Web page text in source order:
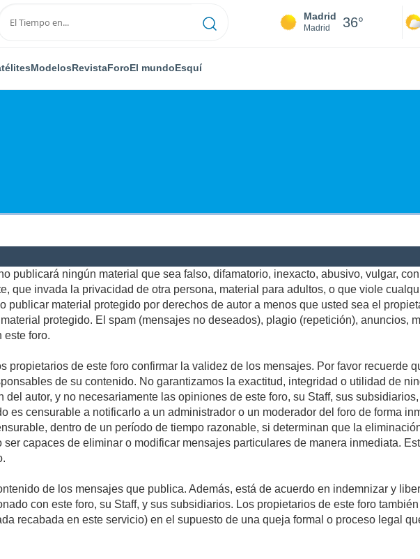
Madrid
Madrid 36°
ModelosRevistaForoEl mundoEsquí
publicará ningún material que sea falso, difamatorio, inexacto, abusivo, vulgar,
que invada la privacidad de otra persona, material para adultos, o que viole
publicar material protegido por derechos de autor a menos que usted sea el
protegido. El spam (mensajes no deseados), plagio (repetición), anuncios,
este foro.
propietarios de este foro confirmar la validez de los mensajes. Por favor recuerde
de su contenido. No garantizamos la exactitud, integridad o utilidad de
autor, y no necesariamente las opiniones de este foro, su Staff, sus
es censurable a notificarlo a un administrador o un moderador del foro de forma
dentro de un período de tiempo razonable, si determinan que la
capaces de eliminar o modificar mensajes particulares de manera inmediata.
de los mensajes que publica. Además, está de acuerdo en indemnizar y
con este foro, su Staff, y sus subsidiarios. Los propietarios de este foro
recabada en este servicio) en el supuesto de una queja formal o proceso legal